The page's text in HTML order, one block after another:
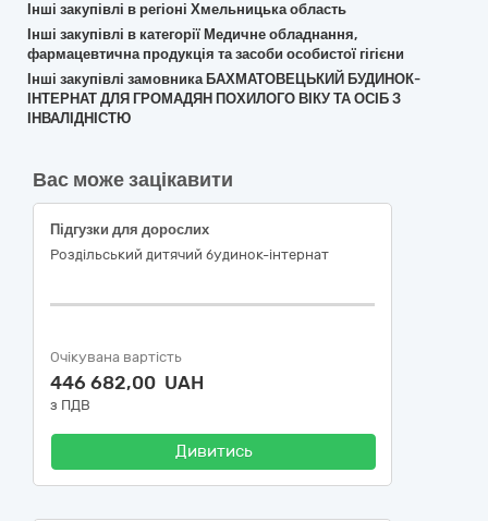
Інші закупівлі в регіоні Хмельницька область
Інші закупівлі в категорії Медичне обладнання,
фармацевтична продукція та засоби особистої гігієни
Інші закупівлі замовника БАХМАТОВЕЦЬКИЙ БУДИНОК-
ІНТЕРНАТ ДЛЯ ГРОМАДЯН ПОХИЛОГО ВІКУ ТА ОСІБ З
ІНВАЛІДНІСТЮ
Вас може зацікавити
Підгузки для дорослих
Роздільський дитячий будинок-інтернат
Очікувана вартість
446 682,00 UAH
з ПДВ
Дивитись